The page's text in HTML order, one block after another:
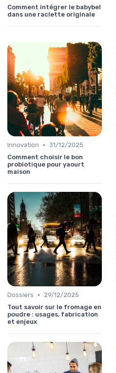
Comment intégrer le babybel
dans une raclette originale
Innovation • 31/12/2025
Comment choisir le bon
probiotique pour yaourt
maison
Dossiers •
29/12/2025
Tout savoir sur le fromage en
poudre : usages, fabrication
et enjeux